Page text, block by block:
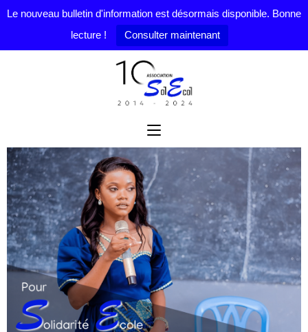
Le nouveau bulletin d'information est désormais disponible. Bonne
lecture !
Consulter maintenant